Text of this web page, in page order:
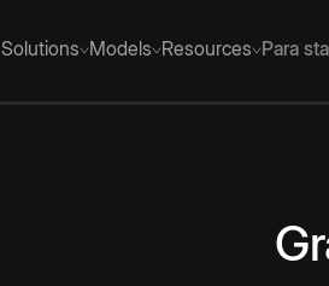
Solutions Models Resources Para